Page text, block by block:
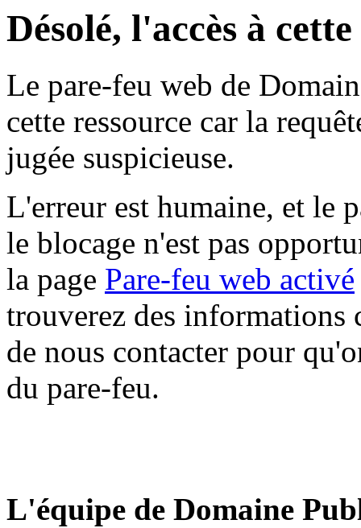
Désolé, l'accès à
Le pare-feu web de
cette ressource car la
jugée suspicieuse.
L'erreur est humaine, et le
le blocage n'est pas
la page Pare-feu web activé
trouverez des informations
de nous contacter pour
du pare-feu.
L'équipe de Domaine